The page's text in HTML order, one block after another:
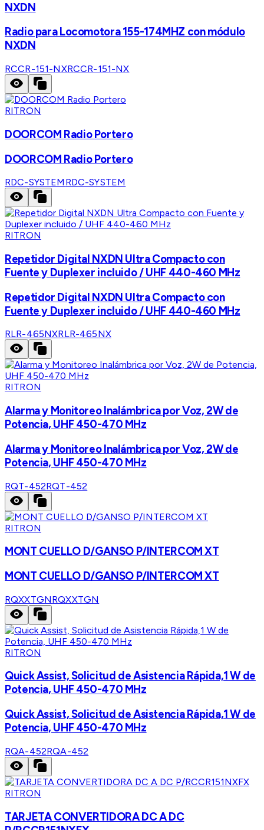
NXDN
Radio para Locomotora 155-174MHZ con módulo
NXDN
RCCR-151-NXRCCR-151-NX
RITRON
DOORCOM Radio Portero
DOORCOM Radio Portero
RDC-SYSTEM RDC-SYSTEM
RITRON
Repetidor Digital NXDN Ultra Compacto con
Fuente y Duplexer incluido / UHF 440-460 MHz
Repetidor Digital NXDN Ultra Compacto con
Fuente y Duplexer incluido / UHF 440-460 MHz
RLR-465NXRLR-465NX
RITRON
Alarma y Monitoreo Inalámbrica por Voz, 2W de
Potencia, UHF 450-470 MHz
Alarma y Monitoreo Inalámbrica por Voz, 2W de
Potencia, UHF 450-470 MHz
RQT-452RQT-452
RITRON
MONT CUELLO D/GANSO P/INTERCOM XT
MONT CUELLO D/GANSO P/INTERCOM XT
RQXXTGNRQXXTGN
RITRON
Quick Assist, Solicitud de Asistencia Rápida,1 W de
Potencia, UHF 450-470 MHz
Quick Assist, Solicitud de Asistencia Rápida,1 W de
Potencia, UHF 450-470 MHz
RQA-452RQA-452
RITRON
TARJETA CONVERTIDORA DC A DC